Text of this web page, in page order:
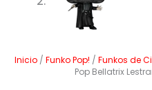
Inicio/ Funko Pop! / Funkos de
Pop Bellatrix